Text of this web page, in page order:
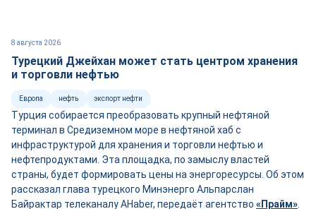
8 августа 2026
Турецкий Джейхан может стать центром хранения
и торговли нефтью
Европа нефть экспорт нефти
Турция собирается преобразовать крупный нефтяной
терминал в Средиземном море в нефтяной хаб с
инфраструктурой для хранения и торговли нефтью и
нефтепродуктами. Эта площадка, по замыслу властей
страны, будет формировать цены на энергоресурсы. Об этом
рассказал глава турецкого Минэнерго Альпарслан
Байрактар телеканалу AHaber, передаёт агентство «Прайм»